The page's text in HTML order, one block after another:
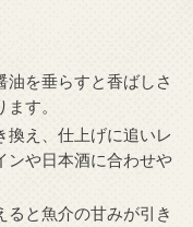
油を垂らすと香ばしさ
す。
換え、仕上げに追いレ
ンや日本酒に合わせや
と魚介の甘みが引き